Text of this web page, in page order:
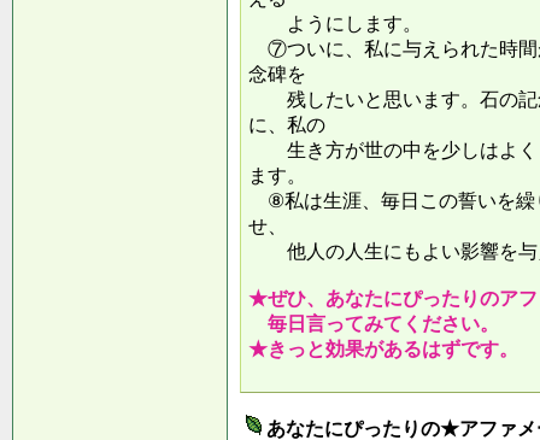
ようにします。
⑦ついに、私に与えられた時間
念碑を
残したいと思います。石の記
に、私の
生き方が世の中を少しはよく
ます。
⑧私は生涯、毎日この誓いを繰
せ、
他人の人生にもよい影響
★ぜひ、あなたにぴったりのア
毎日言ってみてください。
★きっと効果があるはずです。
あなたにぴったりの★アファ